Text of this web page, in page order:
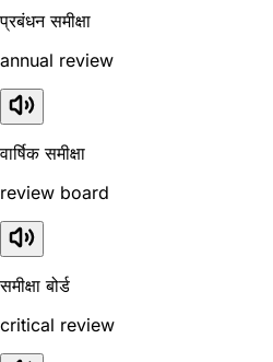
प्रबंधन समीक्षा
annual review
वार्षिक समीक्षा
review board
समीक्षा बोर्ड
critical review